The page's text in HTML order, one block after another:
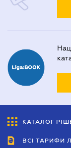
КАТАЛОГ
ВСІ ТАРИФИ